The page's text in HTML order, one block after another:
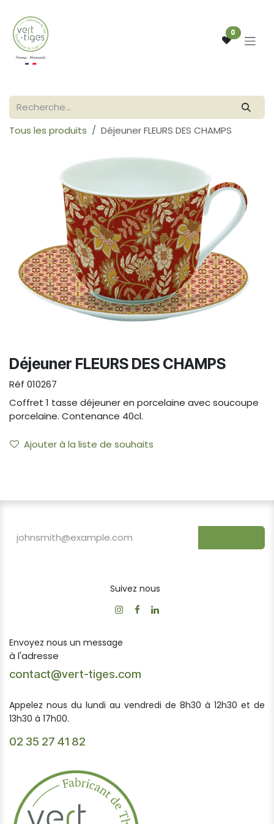
0
Tous les produits Déjeuner FLEURS DES CHAMPS
Déjeuner FLEURS DES CHAMPS
Réf 010267
Coffret 1 tasse déjeuner en porcelaine avec soucoupe
porcelaine. Contenance 40cl.
Ajouter à la liste de souhaits
Suivez nous
Envoyez nous un message
à l'adresse
contact@vert-tiges.com
Appelez nous du lundi au vendredi de 8h30 à 12h30 et de
13h30 à 17h00.
02 35 27 41 82